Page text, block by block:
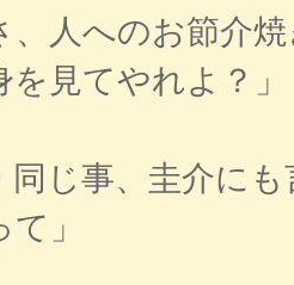
、人へのお節介
を見てやれよ？」
同じ事、圭介に
」